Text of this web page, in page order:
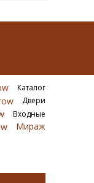
Каталог
Двери
Входные
Мираж